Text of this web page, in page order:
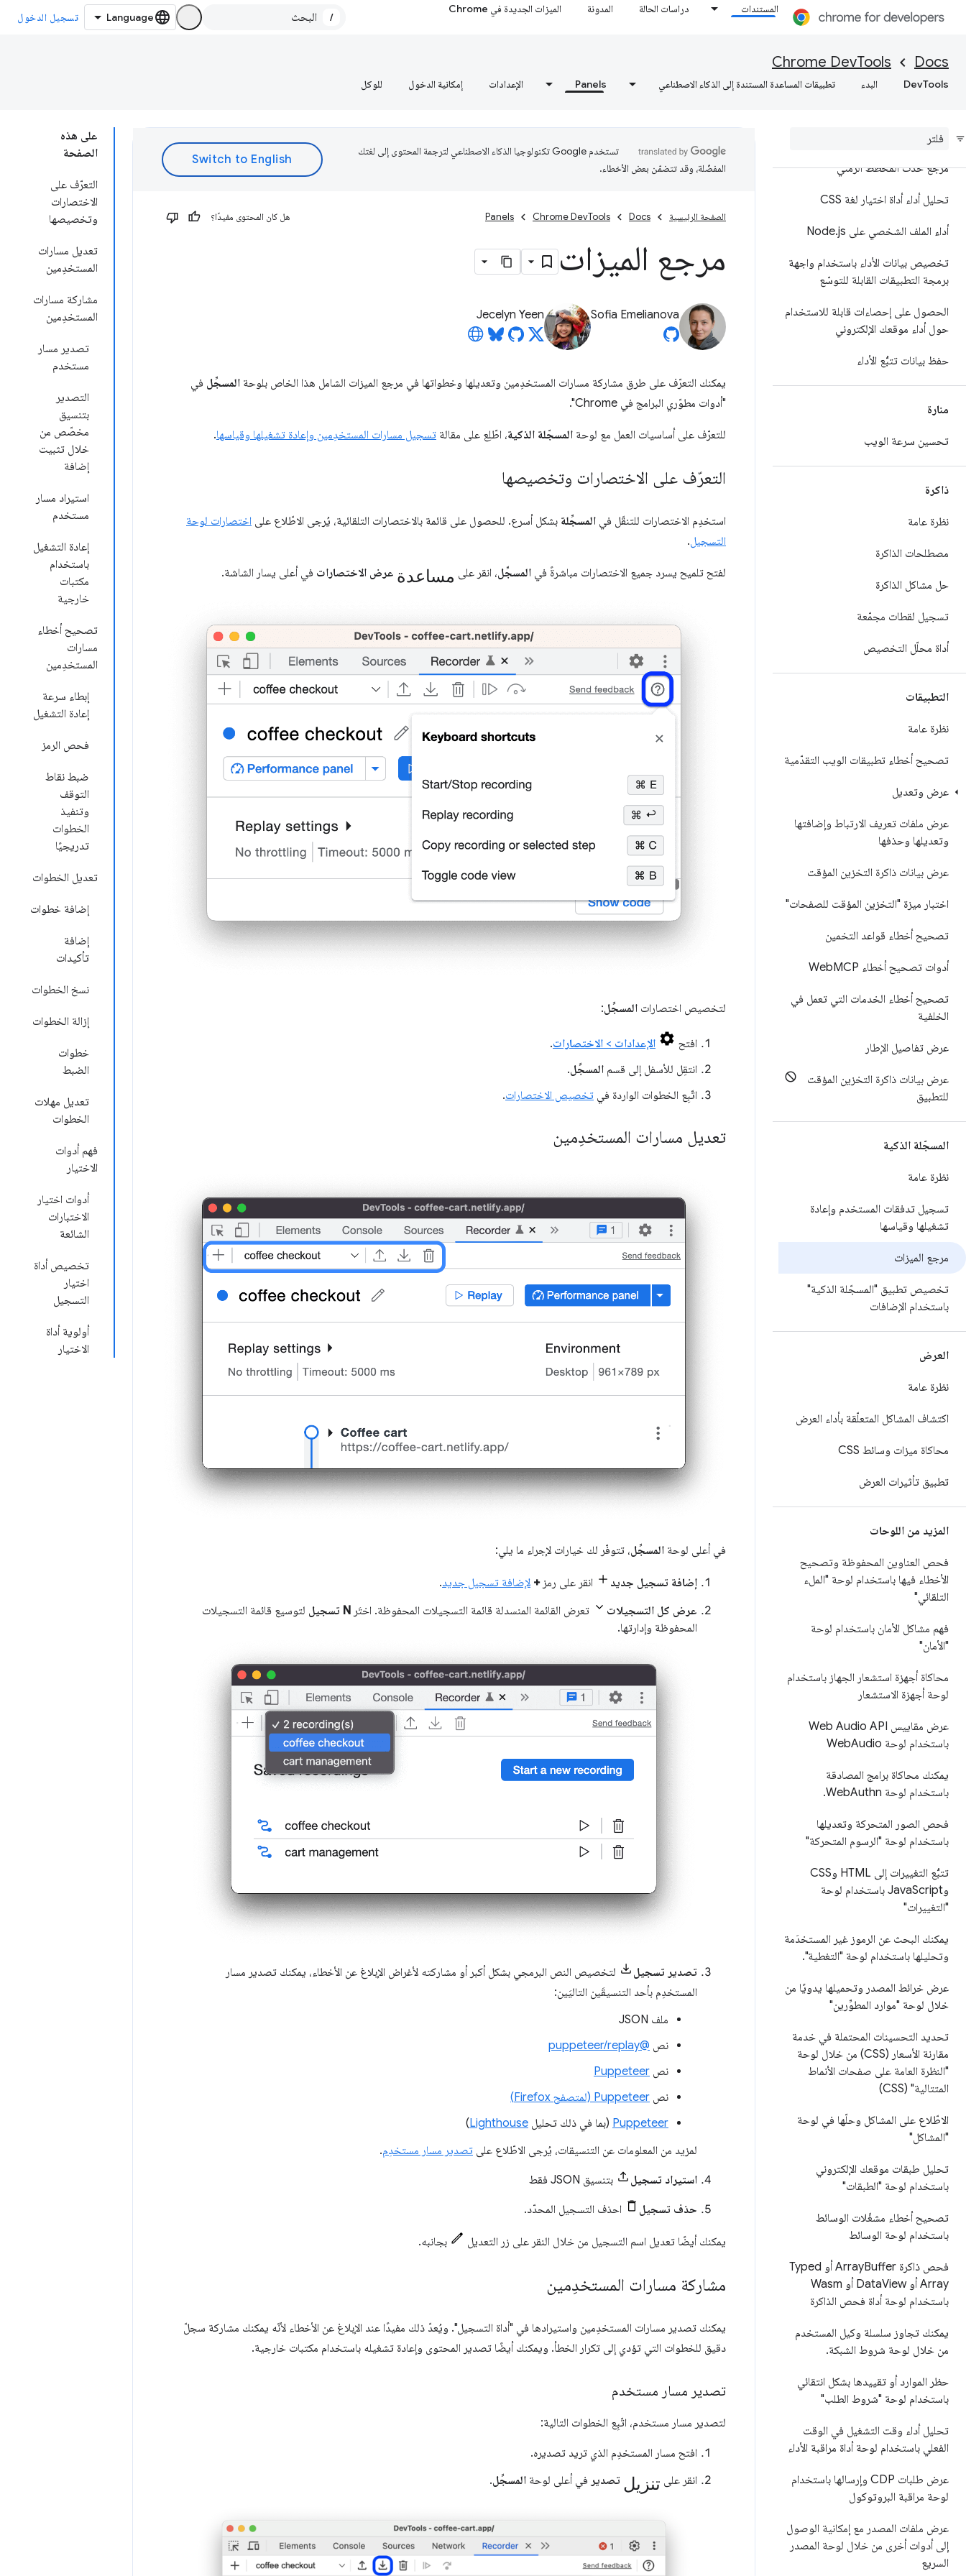
المستندات دراسات الحالة المدونة الميزات الجديدة في Chrome
/ تسجيل الدخول
Docs
Chrome DevTools
DevTools البدء تطبيقات المساعدة المستندة إلى الذكاء الاصطناعي Panels الإعدادات إمكانية الدخول للوكل
نظرة عامة
تحليل أداء وقت التشغيل
إضافة تعليقات توضيحية إلى نتائج
مرجع الميزات
مرجع حدث المخطط الزمني
تحليل أداء أداة اختيار لغة CSS
أداء الملف الشخصي على Node .js
تخصيص بيانات الأداء باستخدام واجهة
برمجة التطبيقات القابلة للتوسّع
الحصول على إحصاءات قابلة للاستخدام
حول أداء موقعك الإلكتروني
حفظ بيانات تتبُّع الأداء
منارة
تحسين سرعة الويب
ذاكرة
نظرة عامة
مصطلحات الذاكرة
حل مشاكل الذاكرة
تسجيل لقطات مجمّعة
أداة محلّل التخصيص
التطبيقات
نظرة عامة
تصحيح أخطاء تطبيقات الويب التقدّمية
عرض وتعديل
عرض ملفات تعريف الارتباط وإضافتها
وتعديلها وحذفها
عرض بيانات ذاكرة التخزين المؤقت
اختبار ميزة "التخزين المؤقت للصفحات"
تصحيح أخطاء قواعد التخمين
أدوات تصحيح أخطاء Web MCP
تصحيح أخطاء الخدمات التي تعمل في
الخلفية
عرض تفاصيل الإطار
عرض بيانات ذاكرة التخزين المؤقت
للتطبيق
المسجّلة الذكية
نظرة عامة
تسجيل تدفقات المستخدم وإعادة
تشغيلها وقياسها
مرجع الميزات
تخصيص تطبيق "المسجّلة الذكية"
باستخدام الإضافات
العرض
نظرة عامة
اكتشاف المشاكل المتعلّقة بأداء العرض
محاكاة ميزات وسائط CSS
تطبيق تأثيرات العرض
المزيد من اللوحات
فحص العناوين المحفوظة وتصحيح
الأخطاء فيها باستخدام لوحة "الملء
التلقائي"
فهم مشاكل الأمان باستخدام لوحة
"الأمان"
محاكاة أجهزة استشعار الجهاز باستخدام
لوحة أجهزة الاستشعار
عرض مقاييس Web Audio API
باستخدام لوحة Web Audio
يمكنك محاكاة برامج المصادقة
باستخدام لوحة Web Authn
.
فحص الصور المتحركة وتعديلها
باستخدام لوحة "الرسوم المتحركة"
تتبُّع التغييرات إلى HTML وCSS
وJava
Script باستخدام لوحة
"التغييرات"
يمكنك البحث عن الرموز غير المستخدَمة
وتحليلها باستخدام لوحة "التغطية".
عرض خرائط المصدر وتحميلها يدويًا من
خلال لوحة "موارد المطوِّرين"
تحديد التحسينات المحتملة في خدمة
مقارنة الأسعار (CSS) من خلال لوحة
"النظرة العامة على صفحات الأنماط
المتتالية" (CSS)
الاطّلاع على المشاكل وحلّها في لوحة
"المشاكل"
تحليل طبقات موقعك الإلكتروني
باستخدام لوحة "الطبقات"
تصحيح أخطاء مشغّلات الوسائط
باستخدام لوحة الوسائط
فحص ذاكرة Array Buffer أو Typed
Array أو Data
View أو Wasm
باستخدام لوحة أداة فحص الذاكرة
يمكنك تجاوز سلسلة وكيل المستخدم
من خلال لوحة شروط الشبكة.
حظر الموارد أو تقييدها بشكل انتقائي
باستخدام لوحة "شروط الطلب"
تحليل أداء وقت التشغيل في الوقت
الفعلي باستخدام لوحة أداة مراقبة الأداء
عرض طلبات CDP وإرسالها باستخدام
لوحة مراقبة البروتوكول
عرض ملفات المصدر مع إمكانية الوصول
إلى أدوات أخرى من خلال لوحة المصدر
السريع
على هذه
الصفحة
التعرّف على
الاختصارات
وتخصيصها
تعديل مسارات
المستخدِمين
مشاركة مسارات
المستخدِمين
تصدير مسار
مستخدم
التصدير
بتنسيق
مخصّص من
خلال تثبيت
إضافة
استيراد مسار
مستخدم
إعادة التشغيل
باستخدام
مكتبات
خارجية
تصحيح أخطاء
مسارات
المستخدِمين
إبطاء سرعة
إعادة التشغيل
فحص الرمز
ضبط نقاط
التوقف
وتنفيذ
الخطوات
تدريجيًا
تعديل الخطوات
إضافة خطوات
إضافة
تأكيدات
نسخ الخطوات
إزالة الخطوات
خطوات
الضبط
تعديل مهلات
الخطوات
فهم أدوات
الاختيار
أدوات اختيار
الاختبارات
الشائعة
تخصيص أداة
اختيار
التسجيل
أولوية أداة
الاختيار
تستخدم Google تكنولوجيا الذكاء الاصطناعي لترجمة المحتوى إلى لغتك
المفضّلة، وقد تتضمّن بعض الأخطاء.
الصفحة الرئيسية Docs
Chrome DevTools
Panels هل كان المحتوى مفيدًا؟
مرجع الميزات
Sofia Emelianova
Jecelyn Yeen
يمكنك التعرّف على طرق مشاركة مسارات المستخدِمين وتعديلها وخطواتها في مرجع الميزات الشامل هذا الخاص بلوحة المسجِّل في
"أدوات مطوّري البرامج في Chrome".
للتعرّف على أساسيات العمل مع لوحة المسجّلة الذكية، اطّلِع على مقالة تسجيل مسارات المستخدِمين وإعادة تشغيلها وقياسها.
التعرّف على الاختصارات وتخصيصها
استخدِم الاختصارات للتنقّل في المسجِّلة بشكل أسرع. للحصول على قائمة بالاختصارات التلقائية، يُرجى الاطّلاع على اختصارات لوحة
التسجيل.
لفتح تلميح يسرد جميع الاختصارات مباشرةً في المسجِّل، انقر على مساعدة عرض الاختصارات في أعلى يسار الشاشة.
لتخصيص اختصارات المسجِّل:
افتح الإعدادات > الاختصارات.
انتقِل للأسفل إلى قسم المسجِّل.
اتّبِع الخطوات الواردة في تخصيص الاختصارات.
تعديل مسارات المستخدِمين
في أعلى لوحة المسجِّل، تتوفّر لك خيارات لإجراء ما يلي:
إضافة تسجيل جديد انقر على رمز+ لإضافة تسجيل جديد.
عرض كل التسجيلات
تعرض القائمة المنسدلة قائمة التسجيلات المحفوظة. اختَر N تسجيل
لتوسيع قائمة التسجيلات
المحفوظة وإدارتها.
تصدير تسجيل
لتخصيص النص البرمجي بشكل أكبر أو مشاركته لأغراض الإبلاغ عن الأخطاء، يمكنك تصدير مسار
المستخدِم بأحد التنسيقَين التاليَين:
ملف JSON
نص @puppeteer/replay
نص Puppeteer
نص Puppeteer (لمتصفح Firefox)
Puppeteer (بما في ذلك تحليل Lighthouse
)
لمزيد من المعلومات عن التنسيقات، يُرجى الاطّلاع على تصدير مسار مستخدِم.
استيراد تسجيل بتنسيق JSON فقط
حذف تسجيل احذف التسجيل المحدّد.
يمكنك أيضًا تعديل اسم التسجيل من خلال النقر على زر التعديل بجانبه.
مشاركة مسارات المستخدِمين
يمكنك تصدير مسارات المستخدِمين واستيرادها في "أداة التسجيل". ويُعدّ ذلك مفيدًا عند الإبلاغ عن الأخطاء لأنّه يمكنك مشاركة سجلّ
دقيق للخطوات التي تؤدي إلى تكرار الخطأ. ويمكنك أيضًا تصدير المحتوى وإعادة تشغيله باستخدام مكتبات خارجية.
تصدير مسار مستخدم
لتصدير مسار مستخدم، اتّبِع الخطوات التالية:
افتح مسار المستخدِم الذي تريد تصديره.
انقر على تنزيل تصدير في أعلى لوحة المسجِّل.